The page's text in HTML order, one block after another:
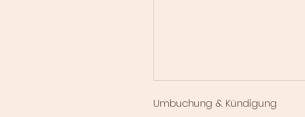
Umbuchung & Kündigung